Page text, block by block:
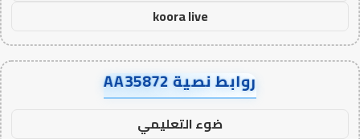
koora live
روابط نصية AA35872
ضوء التعليمي